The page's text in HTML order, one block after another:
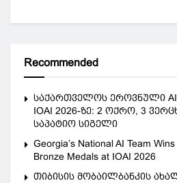
Recommended
საქართველოს ეროვნული AI
IOAI 2026-ზე: 2 ოქრო, 3
საპატიო სიგელი
Georgia’s National AI Team
Bronze Medals at IOAI 2026
თიბისის მობაილბანკის